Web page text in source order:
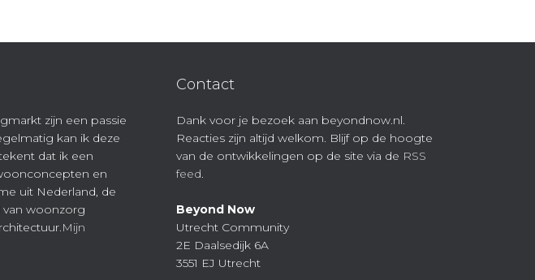
zijn een passie
kan ik deze
dat ik een
en
uit Nederland, de
van woonzorg
Mijn
Contact
Dank voor je bezoek aan beyondnow.nl.
Reacties zijn altijd welkom. Blijf op de hoogte
van de ontwikkelingen op de site via de RSS
feed.
Beyond Now
Utrecht Community
2E Daalsedijk 6A
3551 EJ Utrecht